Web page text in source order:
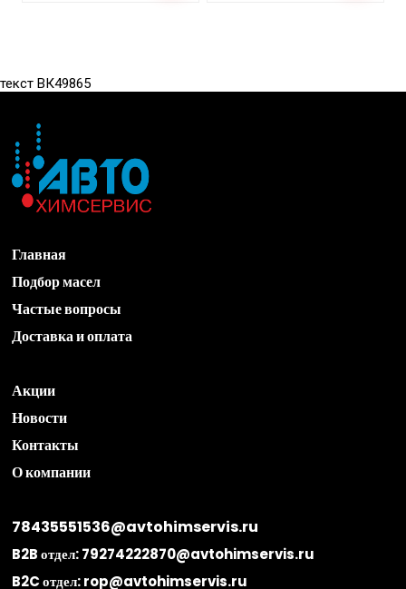
текст ВК49865
Главная
Подбор масел
Частые вопросы
Доставка и оплата
Акции
Новости
Контакты
О компании
78435551536@avtohimservis.ru
B2B отдел:79274222870@avtohimservis.ru
B2C отдел:rop@avtohimservis.ru